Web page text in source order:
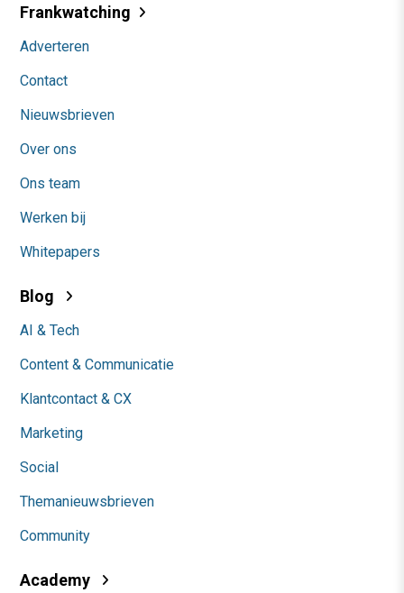
Frankwatching
Adverteren
Contact
Nieuwsbrieven
Over ons
Ons team
Werken bij
Whitepapers
Blog
AI & Tech
Content & Communicatie
Klantcontact & CX
Marketing
Social
Themanieuwsbrieven
Community
Academy